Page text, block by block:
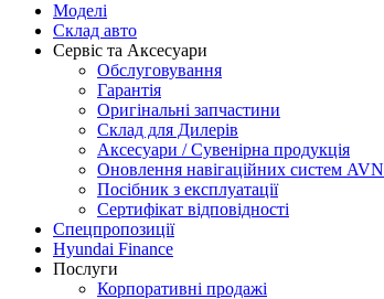
Моделі
Склад авто
Сервіс та Аксесуари
Обслуговування
Гарантія
Оригінальні запчастини
Склад для Дилерів
Аксесуари / Сувенірна продукція
Оновлення навігаційних систем AVN
Посібник з експлуатації
Сертифікат відповідності
Спецпропозиції
Hyundai Finance
Послуги
Корпоративні продажі